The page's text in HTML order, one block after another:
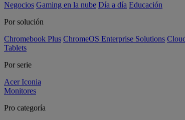
Negocios Gaming en la nube Día a día Educación
Por solución
Chromebook Plus ChromeOS Enterprise Solutions
Tablets
Por serie
Acer Iconia
Monitores
Pro categoría